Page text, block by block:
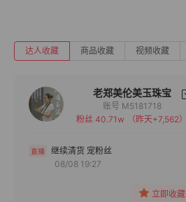
达人收藏 商品收藏 视频收藏
老郑美伦美玉珠宝
备注
账号 M5181718
粉丝 40.71w
（昨天+7,562）
继续清货 宠粉丝
08/08 19:27
立即收藏